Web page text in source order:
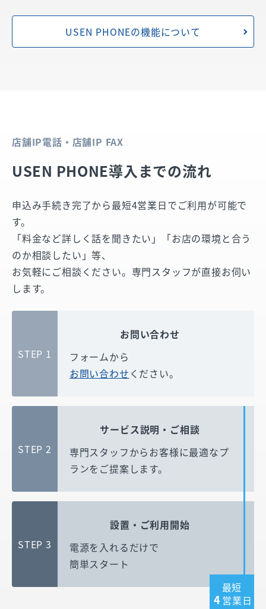
USEN PHONEの機能について
店舗IP電話・店舗IP FAX
USEN PHONE導入までの流れ
申込み手続き完了から最短4営業日でご利用が可能で
す。
「料金など詳しく話を聞きたい」「お店の環境と合う
のか相談したい」等、
お気軽にご相談ください。専門スタッフが直接お伺い
します。
STEP 1
お問い合わせ
フォームから
お問い合わせ ください。
STEP 2
サービス説明・ご相談
専門スタッフからお客様に最適なプ
ランをご提案します。
最短
4 営業日
STEP 3
設置・ご利用開始
電源を入れるだけで
簡単スタート